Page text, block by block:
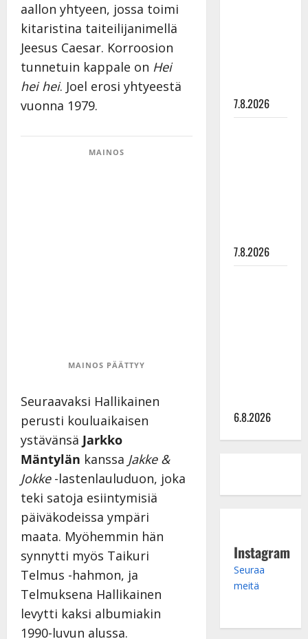
aallon yhtyeen, jossa toimi
kitaristina taiteilijanimellä
Jeesus Caesar. Korroosion
tunnetuin kappale on Hei
hei hei. Joel erosi yhtyeestä
vuonna 1979.
MAINOS
MAINOS PÄÄTTYY
Seuraavaksi Hallikainen
perusti kouluaikaisen
ystävänsä Jarkko
Mäntylän kanssa Jakke &
Jokke-lastenlauluduon, joka
teki satoja esiintymisiä
päiväkodeissa ympäri
maata. Myöhemmin hän
synnytti myös Taikuri
Telmus -hahmon, ja
Telmuksena Hallikainen
levytti kaksi albumiakin
1990-luvun alussa.
7.8.2026
7.8.2026
6.8.2026
Instagram
Seuraa
meitä